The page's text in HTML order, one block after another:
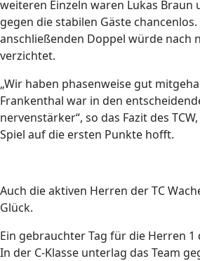
weiteren Einzeln waren Lukas Braun
gegen die stabilen Gäste
anschließenden Doppel würde nach
verzichtet.
„Wir haben phasenweise gut
Frankenthal war in den
nervenstärker“, so das Fazit des
Spiel auf die ersten Punkte hofft.
Auch die aktiven Herren der TC
Glück.
Ein gebrauchter Tag für die Herren 1
In der C-Klasse unterlag das Team